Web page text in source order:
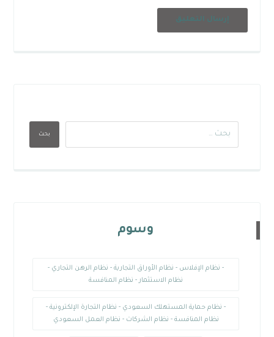
إرسال التعليق
بحث
وسوم
- نظام الإفلاس - نظام الأوراق التجارية - نظام الرهن التجاري -
نظام الاستثمار - نظام المنافسة
- نظام حماية المستهلك السعودي - نظام التجارة الإلكترونية -
نظام المنافسة - نظام الشركات - نظام العمل السعودي